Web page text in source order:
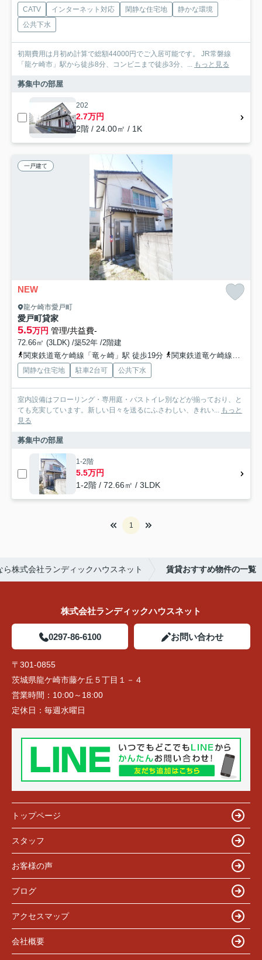
CATV インターネット対応 閑静な住宅地
静かな環境
公共下水
初期費用は月初め計算で総額44000円でご入居可能です。 JR常磐線
「龍ケ崎市」駅から徒歩8分、コンビニまで徒歩3分、... もっと見る
募集中の部屋
202
2.7万円
2階 / 24.00㎡ / 1K
一戸建て
NEW
龍ケ崎市愛戸町
愛戸町貸家
5.5万円 管理/共益費-
72.66㎡ (3LDK) /築52年 /2階建
関東鉄道竜ケ崎線「竜ヶ崎」駅 徒歩19分
関東鉄道竜ケ崎線「入地」駅 徒歩47分
閑静な住宅地 駐車2台可 公共下水
室内設備はフローリング・専用庭・バストイレ別などが揃っており、と
ても充実しています。新しい日々を送るにふさわしい、きれい... もっと
見る
募集中の部屋
1-2階
5.5万円
1-2階 / 72.66㎡ / 3LDK
1
株式会社ランディックハウスネット 賃貸おすすめ物件の一覧
株式会社ランディックハウスネット
0297-86-6100 お問い合わせ
〒301-0855
茨城県龍ケ崎市藤ケ丘５丁目１－４
営業時間： 10:00～18:00
定休日： 毎週水曜日
トップページ
スタッフ
お客様の声
ブログ
アクセスマップ
会社概要